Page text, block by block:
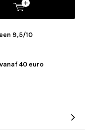
9,5/10
40 euro